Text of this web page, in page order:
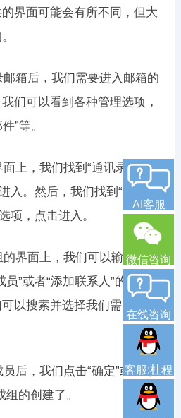
界面可能会有所不同，但大
箱后，我们需要进入邮箱的
们可以看到各种管理选项，
”等。
上，我们找到“通讯录”或者
入。然后，我们找到“新建组”
项，点击进入。
界面上，我们可以输入组的
”或者“添加联系人”的选项。
以搜索并选择我们需要添加
后，我们点击“确定”或者“保
的创建了。
AI客服
微信咨询
在线咨询
客服:杜程